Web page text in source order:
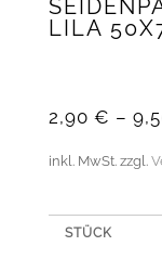
LILA
2,90 € –
inkl. MwSt. zzgl.
STÜCK